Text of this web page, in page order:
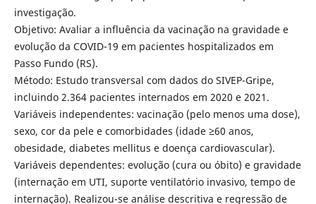
investigação.
Objetivo: Avaliar a influência da vacinação na gravidade e
evolução da COVID-19 em pacientes hospitalizados em
Passo Fundo (RS).
Método: Estudo transversal com dados do SIVEP-Gripe,
incluindo 2.364 pacientes internados em 2020 e 2021.
Variáveis independentes: vacinação (pelo menos uma dose),
sexo, cor da pele e comorbidades (idade ≥60 anos,
obesidade, diabetes mellitus e doença cardiovascular).
Variáveis dependentes: evolução (cura ou óbito) e gravidade
(internação em UTI, suporte ventilatório invasivo, tempo de
internação). Realizou-se análise descritiva e regressão de